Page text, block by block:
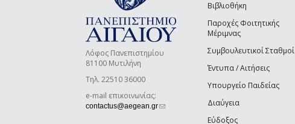
Λόφος Πανεπιστημίου
81100 Μυτιλήνη
Τηλ. 22510 36000
e-mail επικοινωνίας:
contactus@aegean.gr(link sends e-mail)
Βιβλιοθήκη
Παροχές Φοιτητικής
Μέριμνας
Συμβουλευτικοί Σταθμοί
Έντυπα / Αιτήσεις
Υπουργείο Παιδείας
Διαύγεια
Εύδοξος